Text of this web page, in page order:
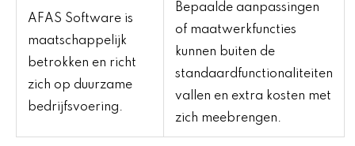
AFAS Software is
maatschappelijk
betrokken en richt
zich op duurzame
bedrijfsvoering.
Bepaalde aanpassingen
of maatwerkfuncties
kunnen buiten de
standaardfunctionaliteiten
vallen en extra kosten met
zich meebrengen.